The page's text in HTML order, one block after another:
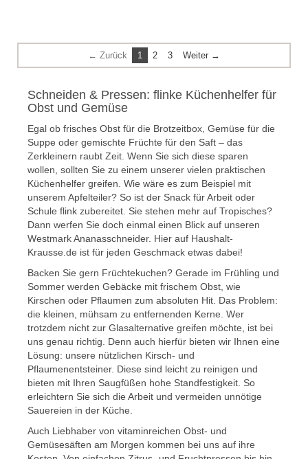
← Zurück 1 2 3 Weiter →
Schneiden & Pressen: flinke Küchenhelfer für
Obst und Gemüse
Egal ob frisches Obst für die Brotzeitbox, Gemüse für die
Suppe oder gemischte Früchte für den Saft – das
Zerkleinern raubt Zeit. Wenn Sie sich diese sparen
wollen, sollten Sie zu einem unserer vielen praktischen
Küchenhelfer greifen. Wie wäre es zum Beispiel mit
unserem Apfelteiler? So ist der Snack für Arbeit oder
Schule flink zubereitet. Sie stehen mehr auf Tropisches?
Dann werfen Sie doch einmal einen Blick auf unseren
Westmark Ananasschneider. Hier auf Haushalt-
Krausse.de ist für jeden Geschmack etwas dabei!
Backen Sie gern Früchtekuchen? Gerade im Frühling und
Sommer werden Gebäcke mit frischem Obst, wie
Kirschen oder Pflaumen zum absoluten Hit. Das Problem:
die kleinen, mühsam zu entfernenden Kerne. Wer
trotzdem nicht zur Glasalternative greifen möchte, ist bei
uns genau richtig. Denn auch hierfür bieten wir Ihnen eine
Lösung: unsere nützlichen Kirsch- und
Pflaumenentsteiner. Diese sind leicht zu reinigen und
bieten mit Ihren Saugfüßen hohe Standfestigkeit. So
erleichtern Sie sich die Arbeit und vermeiden unnötige
Sauereien in der Küche.
Auch Liebhaber von vitaminreichen Obst- und
Gemüsesäften am Morgen kommen bei uns auf ihre